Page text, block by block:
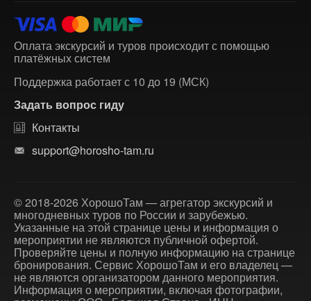
Оплата экскурсий и туров происходит с помощью
платёжных систем
Поддержка работает с 10 до 19 (МСК)
Задать вопрос гиду
Контакты
support@horosho-tam.ru
© 2018-2026 ХорошоТам — агрегатор экскурсий и
многодневных туров по России и зарубежью.
Указанные на этой странице цены и информация о
мероприятии не являются публичной офертой.
Проверяйте цены и полную информацию на странице
бронирования. Сервис ХорошоТам и его владелец —
не являются организатором данного мероприятия.
Информация о мероприятии, включая фотографии,